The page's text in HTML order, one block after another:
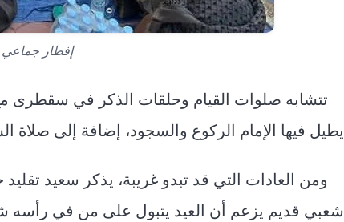
إفطار
تتشابه صلوات القيام وحلقات الذكر في سقطرى
يطيل فيها الإمام الركوع والسجود، إضافة إلى
ومن العادات التي قد تبدو غريبة، يذكر سعيد
شعبي قديم يزعم أن العيد يتبول على من في رأسه